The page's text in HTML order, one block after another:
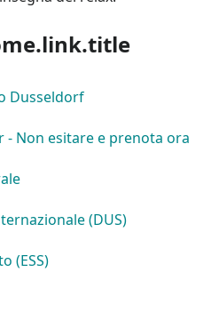
Dusseldorf
Non esitare e prenota ora
(DUS)
(ESS)